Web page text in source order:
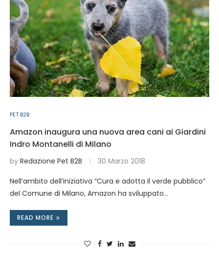
PET B2B
Amazon inaugura una nuova area cani ai Giardini
Indro Montanelli di Milano
by Redazione Pet B2B 30 Marzo 2018
Nell’ambito dell’iniziativa “Cura e adotta il verde pubblico”
del Comune di Milano, Amazon ha sviluppato…
READ MORE